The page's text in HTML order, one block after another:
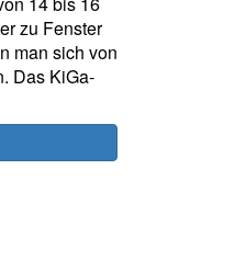
zu Fenster
man sich von
Das KiGa-